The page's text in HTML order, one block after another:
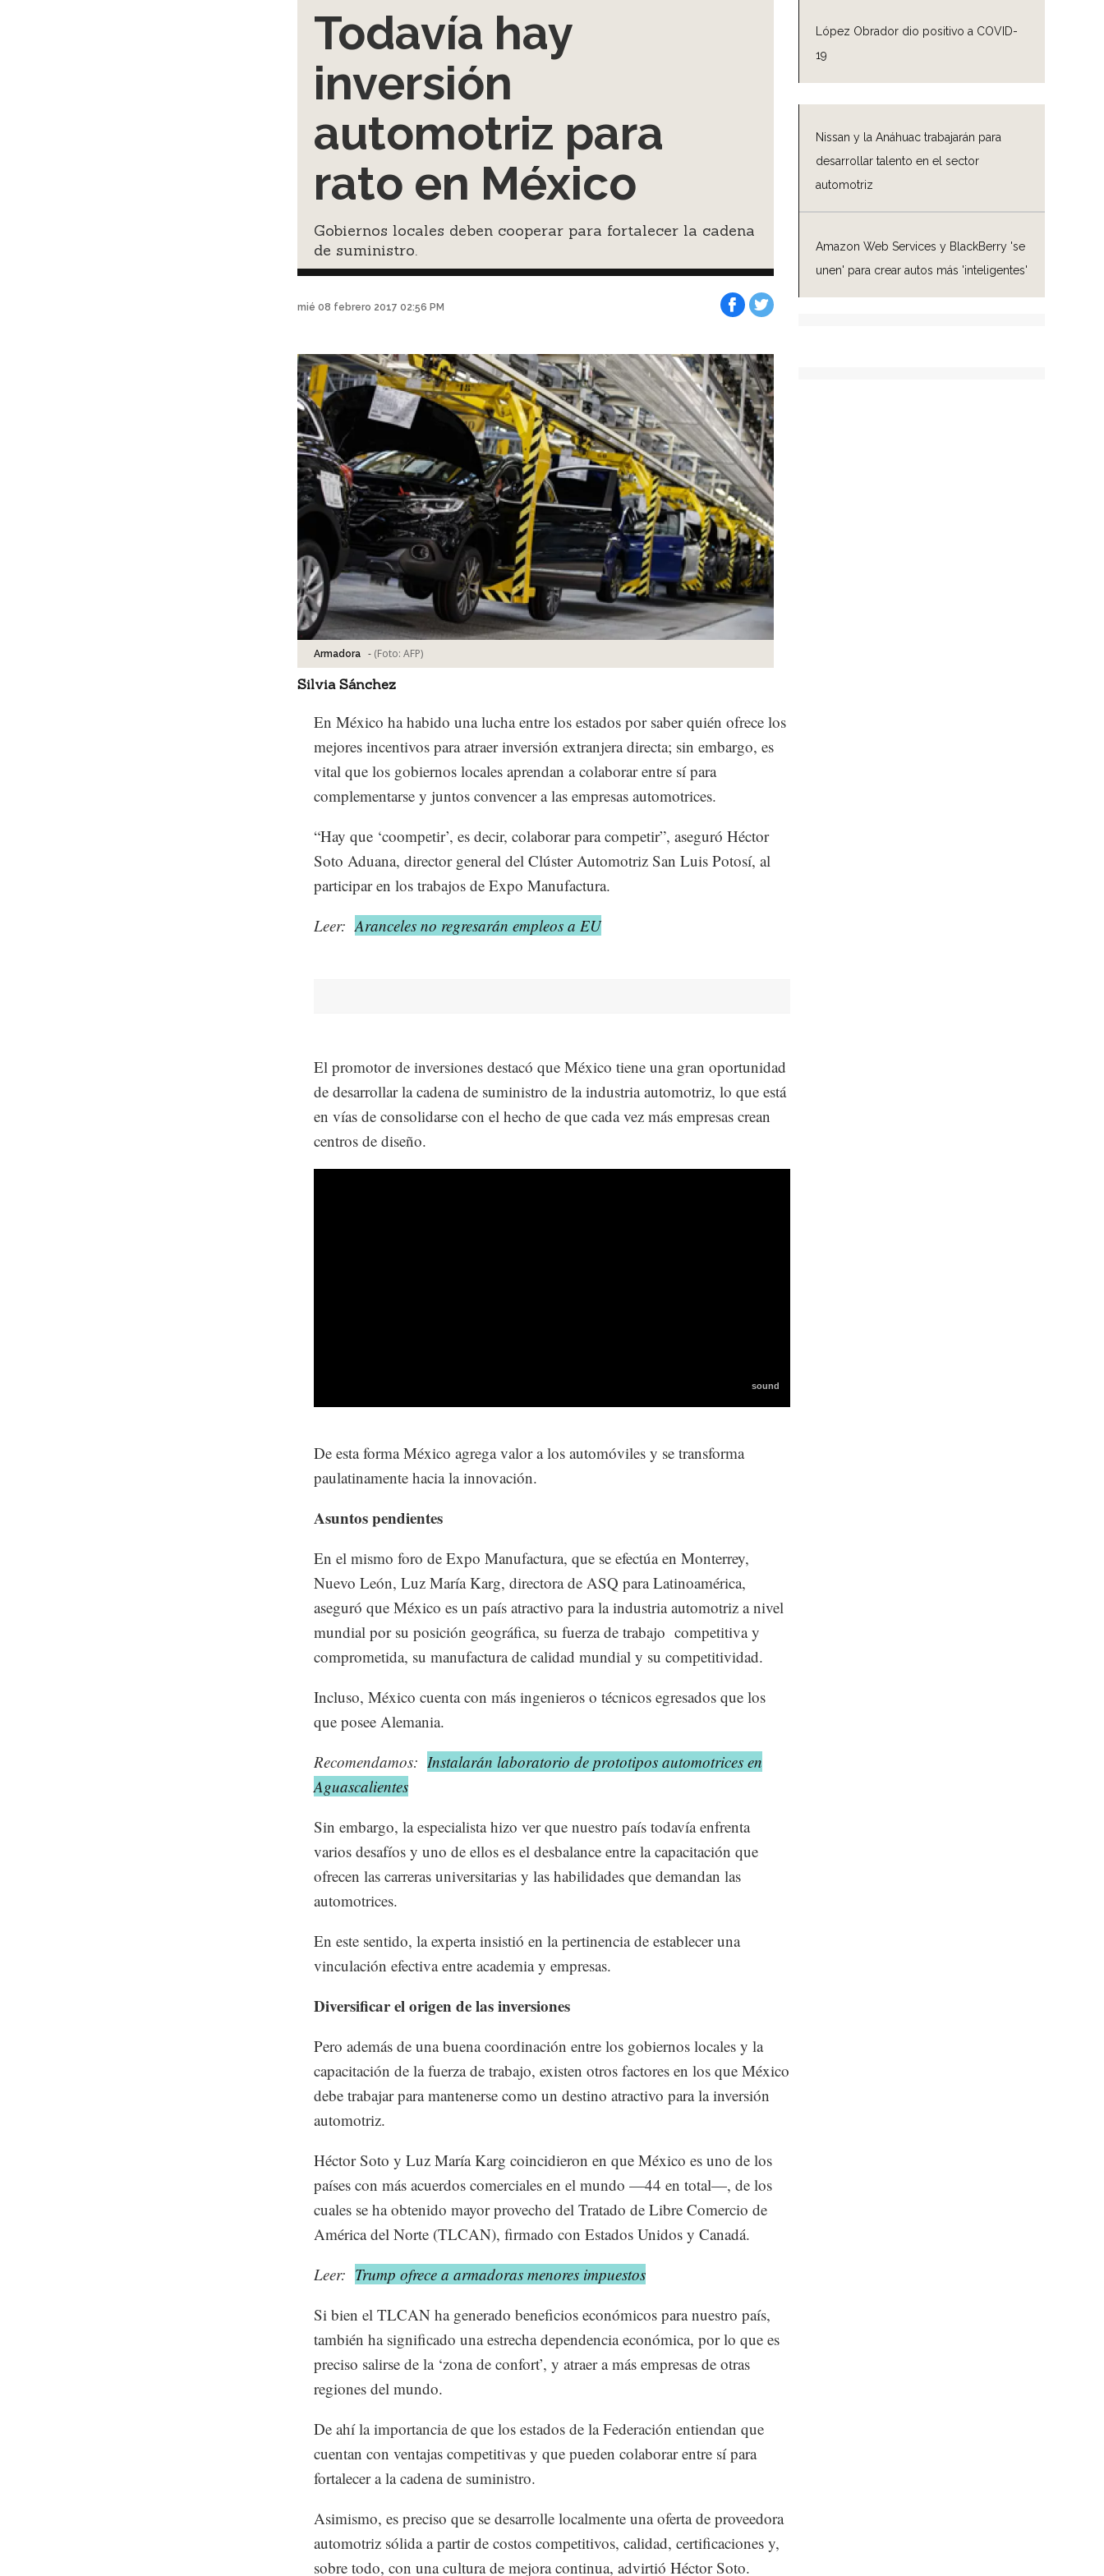
López Obrador dio positivo a COVID-
19
Nissan y la Anáhuac trabajarán para
desarrollar talento en el sector
automotriz
Amazon Web Services y BlackBerry 'se
unen' para crear autos más 'inteligentes'
Todavía hay
inversión
automotriz para
rato en México
Gobiernos locales deben cooperar para fortalecer la cadena
de suministro.
mié 08 febrero 2017 02:56 PM
Armadora - (Foto: AFP)
Silvia Sánchez
En México ha habido una lucha entre los estados por saber quién ofrece los
mejores incentivos para atraer inversión extranjera directa; sin embargo, es
vital que los gobiernos locales aprendan a colaborar entre sí para
complementarse y juntos convencer a las empresas automotrices.
“Hay que ‘coompetir’, es decir, colaborar para competir”, aseguró Héctor
Soto Aduana, director general del Clúster Automotriz San Luis Potosí, al
participar en los trabajos de Expo Manufactura.
Leer: Aranceles no regresarán empleos a EU
El promotor de inversiones destacó que México tiene una gran oportunidad
de desarrollar la cadena de suministro de la industria automotriz, lo que está
en vías de consolidarse con el hecho de que cada vez más empresas crean
centros de diseño.
De esta forma México agrega valor a los automóviles y se transforma
paulatinamente hacia la innovación.
Asuntos pendientes
En el mismo foro de Expo Manufactura, que se efectúa en Monterrey,
Nuevo León, Luz María Karg, directora de ASQ para Latinoamérica,
aseguró que México es un país atractivo para la industria automotriz a nivel
mundial por su posición geográfica, su fuerza de trabajo competitiva y
comprometida, su manufactura de calidad mundial y su competitividad.
Incluso, México cuenta con más ingenieros o técnicos egresados que los
que posee Alemania.
Recomendamos: Instalarán laboratorio de prototipos automotrices en
Aguascalientes
Sin embargo, la especialista hizo ver que nuestro país todavía enfrenta
varios desafíos y uno de ellos es el desbalance entre la capacitación que
ofrecen las carreras universitarias y las habilidades que demandan las
automotrices.
En este sentido, la experta insistió en la pertinencia de establecer una
vinculación efectiva entre academia y empresas.
Diversificar el origen de las inversiones
Pero además de una buena coordinación entre los gobiernos locales y la
capacitación de la fuerza de trabajo, existen otros factores en los que México
debe trabajar para mantenerse como un destino atractivo para la inversión
automotriz.
Héctor Soto y Luz María Karg coincidieron en que México es uno de los
países con más acuerdos comerciales en el mundo —44 en total—, de los
cuales se ha obtenido mayor provecho del Tratado de Libre Comercio de
América del Norte (TLCAN), firmado con Estados Unidos y Canadá.
Leer: Trump ofrece a armadoras menores impuestos
Si bien el TLCAN ha generado beneficios económicos para nuestro país,
también ha significado una estrecha dependencia económica, por lo que es
preciso salirse de la ‘zona de confort’, y atraer a más empresas de otras
regiones del mundo.
De ahí la importancia de que los estados de la Federación entiendan que
cuentan con ventajas competitivas y que pueden colaborar entre sí para
fortalecer a la cadena de suministro.
Asimismo, es preciso que se desarrolle localmente una oferta de proveedora
automotriz sólida a partir de costos competitivos, calidad, certificaciones y,
sobre todo, con una cultura de mejora continua, advirtió Héctor Soto.